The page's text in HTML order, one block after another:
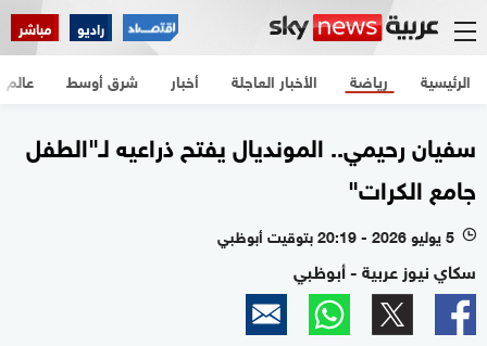
راديو مباشر
الرئيسية الأخبار العاجلة أخبار شرق أوسط عالم رياضة
سفيان رحيمي.. المونديال يفتح ذراعيه لـ"الطفل
جامع الكرات"
l 5 يوليو 2026 - 20:19 بتوقيت أبوظبي
سكاي نيوز عربية - أبوظبي